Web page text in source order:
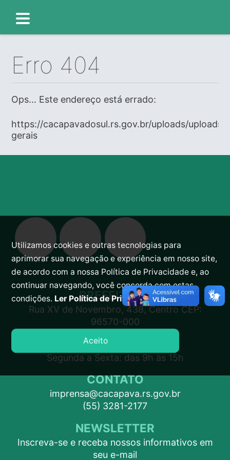
Erro 404
Ops... Este endereço está errado:
https://cacapavadosul.rs.gov.br/uploads/
gerais
PREFEITURA
Rua XV de Novembro, 438, Centro CEP:
96570-000
ATENDIMENTO
Segunda a Sexta: das 9h às 15h
CONTATO
imprensa@cacapava.rs.gov.br
(55) 3281-2177
NEWSLETTER
Inscreva-se e receba nossos informativos em
seu e-mail
Utilizamos cookies e outras tecnologias para
aprimorar sua navegação e experiência em nosso site,
de acordo com a nossa Política de Privacidade e, ao
continuar navegando, você concorda com estas
condições. Ler Política de Privacidade.
Aceito